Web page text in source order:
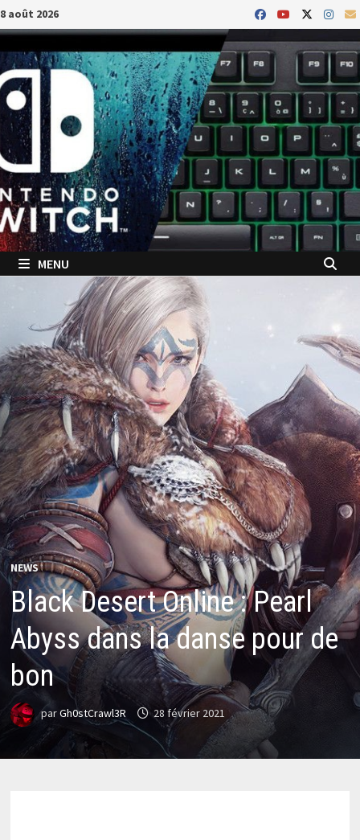
Passer
au
contenu
8 août 2026
MENU
NEWS
Black Desert Online : Pearl
Abyss dans la danse pour de
bon
parGh0stCrawl3R 28 février 2021